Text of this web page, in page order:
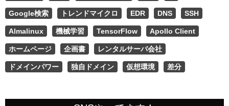
Google検索 トレンドマイクロ EDR DNS SSH
Almalinux 機械学習 TensorFlow Apollo Client
ホームページ 企画書 レンタルサーバ会社
ドメインパワー 独自ドメイン 仮想環境 差分